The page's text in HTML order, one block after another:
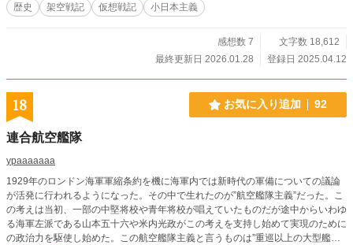
歴史 架空戦記 仮想戦記 小日本主義
感想数 7
文字数 18,612
最終更新日 2026.01.28
登録日 2025.04.12
18 お気に入り追加 92
連合航空艦隊
ypaaaaaaa
1929年のロンドン海軍軍縮条約を機に海軍内では新時代の軍備についての議論
が活発に行われるようになった。その中で生れたのが”航空艦隊主義”だった。こ
の考えは当初、一部の中堅将校や青年将校が唱えていたものだが途中からいわゆ
る海軍左派である山本五十六や米内光政がこの考えを支持し始めて実現のために
の政治力を駆使し始めた。この航空艦隊主義と言うものは”重巡以上の大型艦を